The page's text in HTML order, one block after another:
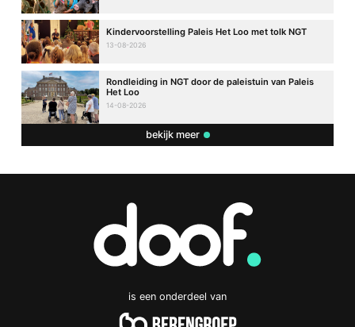
Kindervoorstelling Paleis Het Loo met tolk NGT
13-08-2026
Rondleiding in NGT door de paleistuin van Paleis
Het Loo
14-08-2026
bekijk meer
is een onderdeel van